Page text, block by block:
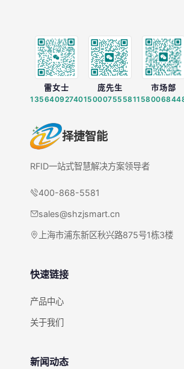
雷女士
13564092740
庞先生
15000755581
市场部
择捷智能
RFID一站式智慧解决方案领导者
400-868-5581
sales@shzjsmart.cn
上海市浦东新区秋兴路875号1栋3楼
快速链接
产品中心
关于我们
新闻动态